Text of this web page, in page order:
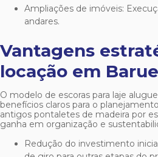
Ampliações de imóveis: Execução segura de novos
andares.
Vantagens
locação em
O modelo de escoras para laje
benefícios claros para o
antigos pontaletes de madeira por
ganha em organização e
Redução do investimento inicial: Preservação do capital